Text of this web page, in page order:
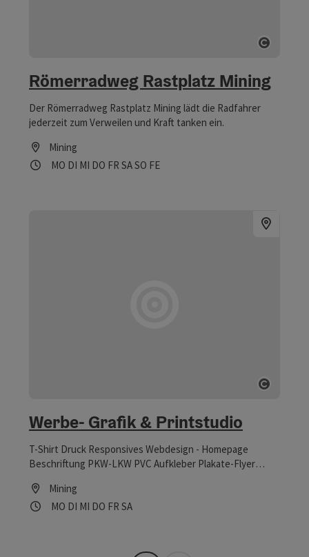
Römerradweg Rastplatz Mining
Der Römerradweg Rastplatz Mining lädt die Radfahrer
jederzeit zum Verweilen und Kraft tanken ein.
Mining
Öffnungszeiten
MO Montag geöffnet
DI Dienstag geöffnet
MI Mittwoch geöffnet
DO Donnerstag geöffnet
FR Freitag geöffnet
SASamstag geöffnet
SO Sonntag geöffnet
FEFeiertag geöffnet
Werbe- Grafik & Printstudio
T-Shirt Druck Responsives Webdesign - Homepage
Beschriftung PKW-LKW PVC Aufkleber Plakate-Flyer
Mining
Öffnungszeiten
MO Montag geöffnet
DI Dienstag geöffnet
MI Mittwoch geöffnet
DO Donnerstag geöffnet
FR Freitag geöffnet
SASamstag geöffnet